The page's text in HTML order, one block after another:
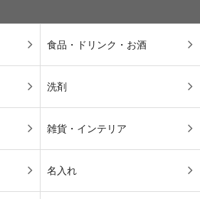
食品・ドリンク・お酒
洗剤
雑貨・インテリア
名入れ